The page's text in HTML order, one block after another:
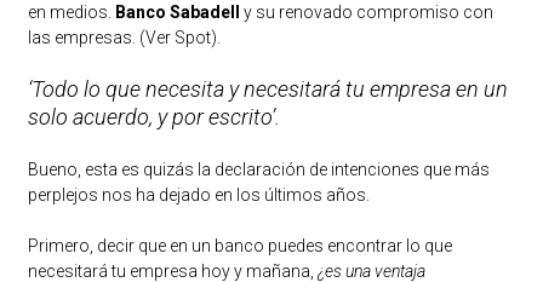
en medios.
Banco Sabadell y su renovado compromiso con
las empresas. (Ver Spot).
‘Todo lo que necesita y necesitará tu empresa en un
solo acuerdo, y por escrito’.
Bueno, esta es quizás la declaración de intenciones que más
perplejos nos ha dejado en los últimos años.
Primero, decir que en un banco puedes encontrar lo que
necesitará tu empresa hoy y mañana, ¿es una ventaja